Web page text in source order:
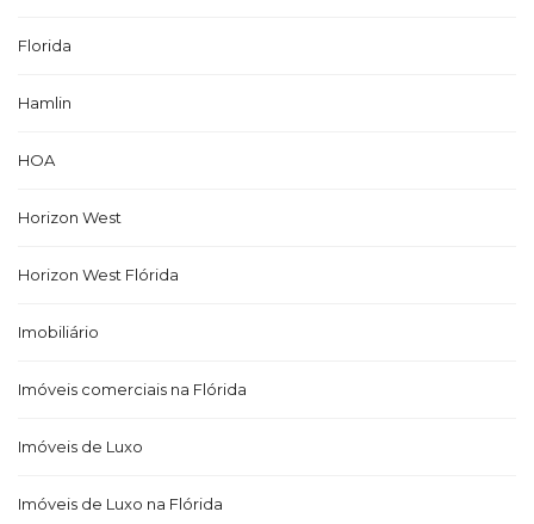
Florida
Hamlin
HOA
Horizon West
Horizon West Flórida
Imobiliário
Imóveis comerciais na Flórida
Imóveis de Luxo
Imóveis de Luxo na Flórida